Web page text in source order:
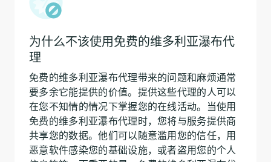
为什么不该使用免费的维多利亚瀑布代
理
免费的维多利亚瀑布代理带来的问题和麻烦通常
要多余它能提供的价值。提供这些代理的人可以
在您不知情的情况下掌握您的在线活动。当使用
免费的维多利亚瀑布代理时，您将与服务提供商
共享您的数据。他们可以随意滥用您的信任，用
恶意软件感染您的基础设施，或者盗用您的个人